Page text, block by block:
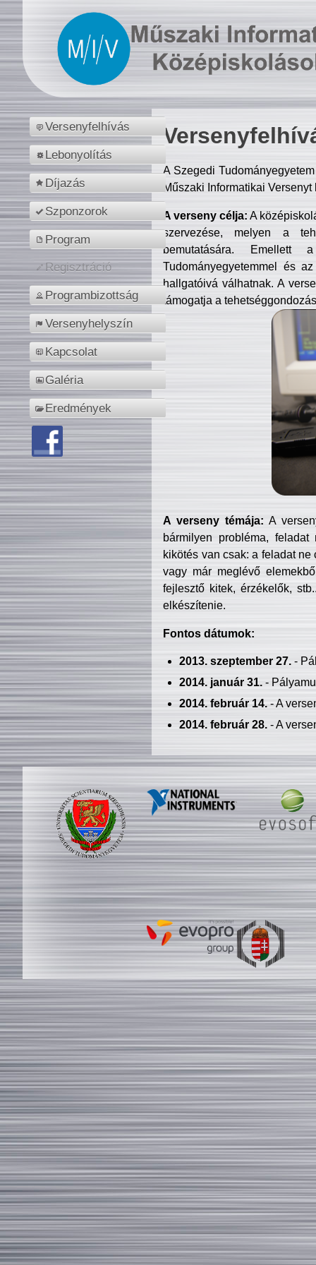
Versenyfelhívás
Lebonyolítás
Díjazás
Szponzorok
Program
Regisztráció
Programbizottság
Versenyhelyszín
Kapcsolat
Galéria
Eredmények
A Szegedi
Műszaki Informatikai
A verseny célja: A
szervezése, melyen a
bemutatására. Emellett
Tudományegyetemmel és
hallgatóivá válhatnak. A
támogatja a
A verseny témája: A
bármilyen probléma, feladat
kikötés van csak: a feladat
vagy már meglévő
fejlesztő kitek, érzékelők,
elkészítenie.
Fontos dátumok:
2013. szeptember 27.-
2014. január 31.-
2014. február 14.- A
2014. február 28.- A